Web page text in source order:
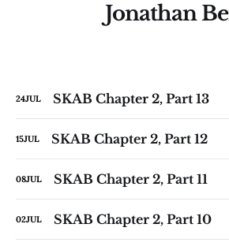
Jonathan
24JUL SKAB Chapter 2, Part 13
15JUL SKAB Chapter 2, Part 12
08JUL SKAB Chapter 2, Part 11
02JUL SKAB Chapter 2, Part 10